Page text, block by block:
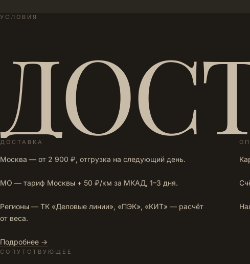
УСЛОВИЯ
ДОСТАВКА
Москва — от 2 900 ₽, отгрузка на следующий день.
МО — тариф Москвы + 50 ₽/км за МКАД, 1–3 дня.
Регионы — ТК «Деловые линии», «ПЭК», «КИТ» — расчёт
от веса.
Подробнее →
СОПУТСТВУЮЩЕЕ